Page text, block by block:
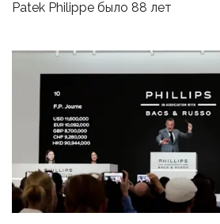
Patek Philippe было 88 лет